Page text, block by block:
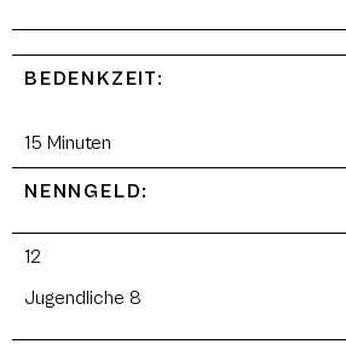
BEDENKZEIT:
15 Minuten
NENNGELD:
12
Jugendliche 8